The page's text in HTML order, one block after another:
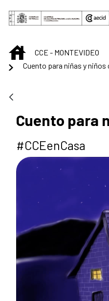
Saut au contenu principal
INICIOCCE - MONTEVIDEO
Cuento para niñas y
Cuento para
#CCEenCasa